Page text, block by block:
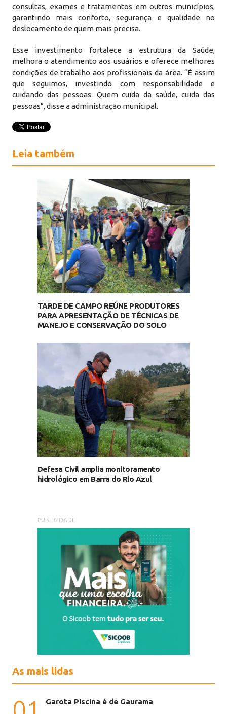
consultas, exames e tratamentos em outros municípios,
garantindo mais conforto, segurança e qualidade no
deslocamento de quem mais precisa.
Esse investimento fortalece a estrutura da Saúde,
melhora o atendimento aos usuários e oferece melhores
condições de trabalho aos profissionais da área. “É assim
que seguimos, investindo com responsabilidade e
cuidando das pessoas. Quem cuida da saúde, cuida das
pessoas”, disse a administração municipal.
Leia também
TARDE DE CAMPO REÚNE PRODUTORES
PARA APRESENTAÇÃO DE TÉCNICAS DE
MANEJO E CONSERVAÇÃO DO SOLO
Defesa Civil amplia monitoramento
hidrológico em Barra do Rio Azul
PUBLICIDADE
As mais lidas
Garota Piscina é de Gaurama